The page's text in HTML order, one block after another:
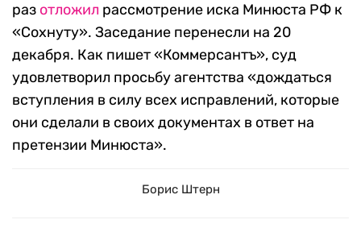
раз отложил рассмотрение иска Минюста РФ к
«Сохнуту». Заседание перенесли на 20
декабря. Как пишет «Коммерсантъ», суд
удовлетворил просьбу агентства «дождаться
вступления в силу всех исправлений, которые
они сделали в своих документах в ответ на
претензии Минюста».
Борис Штерн